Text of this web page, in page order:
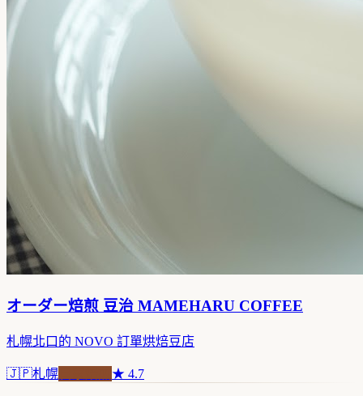
オーダー焙煎 豆治 MAMEHARU COFFEE
札幌北口的 NOVO 訂單烘焙豆店
🇯🇵札幌 ★ 4.7